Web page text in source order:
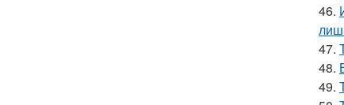
46.
47.
48.
49.